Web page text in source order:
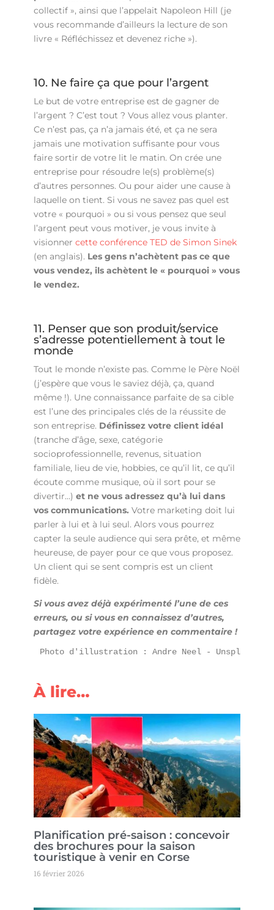
collectif », ainsi que l’appelait Napoleon Hill (je
vous recommande d’ailleurs la lecture de son
livre « Réfléchissez et devenez riche »).
10. Ne faire ça que pour l’argent
Le but de votre entreprise est de gagner de
l’argent ? C’est tout ? Vous allez vous planter.
Ce n’est pas, ça n’a jamais été, et ça ne sera
jamais une motivation suffisante pour vous
faire sortir de votre lit le matin. On crée une
entreprise pour résoudre le(s) problème(s)
d’autres personnes. Ou pour aider une cause à
laquelle on tient. Si vous ne savez pas quel est
votre « pourquoi » ou si vous pensez que seul
l’argent peut vous motiver, je vous invite à
visionner cette conférence TED de Simon Sinek
(en anglais). Les gens n’achètent pas ce que
vous vendez, ils achètent le « pourquoi » vous
le vendez.
11. Penser que son produit/service
s’adresse potentiellement à tout le
monde
Tout le monde n’existe pas. Comme le Père Noël
(j’espère que vous le saviez déjà, ça, quand
même !). Une connaissance parfaite de sa cible
est l’une des principales clés de la réussite de
son entreprise. Définissez votre client idéal
(tranche d’âge, sexe, catégorie
socioprofessionnelle, revenus, situation
familiale, lieu de vie, hobbies, ce qu’il lit, ce qu’il
écoute comme musique, où il sort pour se
divertir…) et ne vous adressez qu’à lui dans
vos communications. Votre marketing doit lui
parler à lui et à lui seul. Alors vous pourrez
capter la seule audience qui sera prête, et même
heureuse, de payer pour ce que vous proposez.
Un client qui se sent compris est un client
fidèle.
Si vous avez déjà expérimenté l’une de ces
erreurs, ou si vous en connaissez d’autres,
partagez votre expérience en commentaire !
Photo d'illustration : Andre Neel - Unsplash
À lire…
Planification pré-saison : concevoir
des brochures pour la saison
touristique à venir en Corse
16 février 2026